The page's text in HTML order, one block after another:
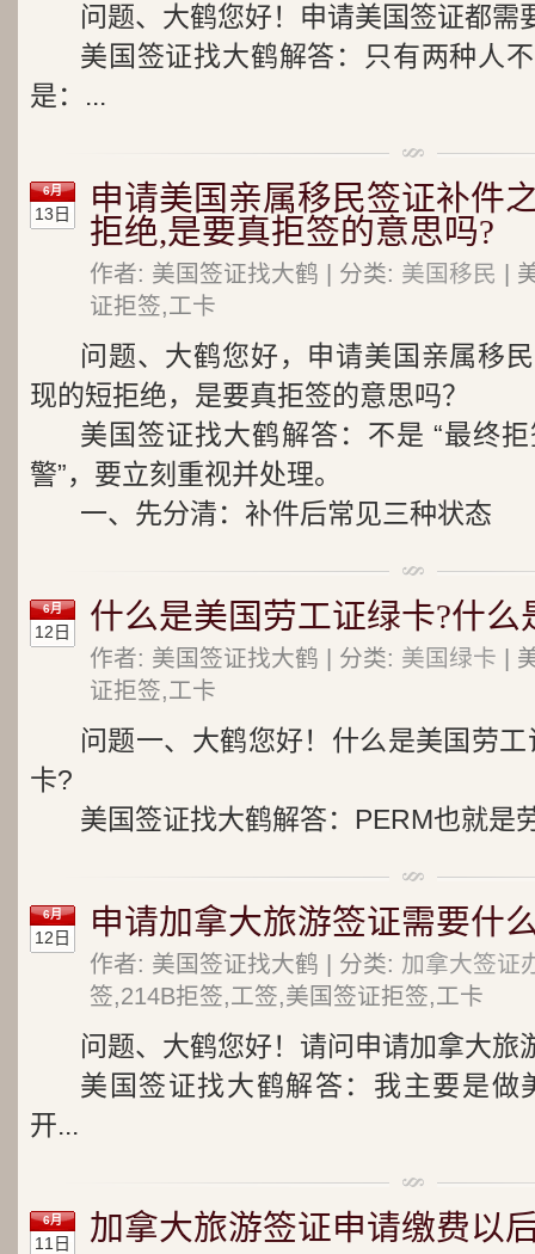
问题、大鹤您好！申请美国签证都需
美国签证找大鹤解答：只有两种人
是：...
6月
13日
申请美国亲属移民签证补件
拒绝,是要真拒签的意思吗?
作者: 美国签证找大鹤 | 分类: 美国移民 |
证拒签,工卡
问题、大鹤您好，申请美国亲属移
现的短拒绝，是要真拒签的意思吗？
美国签证找大鹤解答：不是 “最终
警”，要立刻重视并处理。
一、先分清：补件后常见三种状态
6月
12日 什么是美国劳工证绿卡?什么
作者: 美国签证找大鹤 | 分类: 美国绿卡 |
证拒签,工卡
问题一、大鹤您好！什么是美国劳
卡?
美国签证找大鹤解答：PERM也就是
6月
12日 申请加拿大旅游签证需要什
作者: 美国签证找大鹤 | 分类: 加拿大签证
签,214B拒签,工签,美国签证拒签,工卡
问题、大鹤您好！请问申请加拿大旅
美国签证找大鹤解答：我主要是做
开...
6月
11日 加拿大旅游签证申请缴费以